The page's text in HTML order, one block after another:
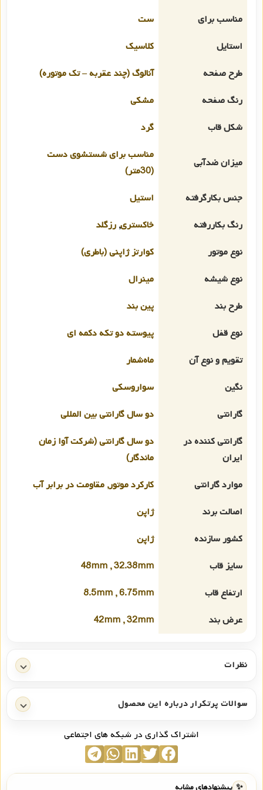
مناسب برای
ست
استایل
کلاسیک
طرح صفحه
آنالوگ (چند عقربه – تک موتوره)
رنگ صفحه
مشکی
شکل قاب
گرد
میزان ضدآبی
مناسب برای شستشوی دست
(30متر)
جنس بکارگرفته
استیل
رنگ بکاررفته
خاکستری, رزگلد
نوع موتور
کوارتز ژاپنی (باطری)
نوع شیشه
مینرال
طرح بند
پین بند
نوع قفل
پیوسته دو تکه دکمه ای
تقویم و نوع آن
ماه‌شمار
نگین
سواروسکی
گارانتی
دو سال گارانتی بین المللی
گارانتی کننده در
ایران
دو سال گارانتی (شرکت آوا زمان
ماندگار)
موارد گارانتی
کارکرد موتور, مقاومت در برابر آب
اصالت برند
ژاپن
کشور سازنده
ژاپن
سایز قاب
48mm , 32.38mm
ارتفاع قاب
8.5mm , 6.75mm
عرض بند
42mm , 32mm
نظرات
سوالات پرتکرار درباره این محصول
اشتراک گذاری در شبکه های اجتماعی
✨ پیشنهادهای مشابه